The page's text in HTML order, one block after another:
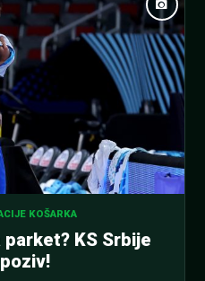
KOŠARKA
parket? KS Srbije